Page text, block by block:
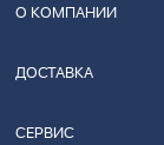
О КОМПАНИИ
ДОСТАВКА
СЕРВИС